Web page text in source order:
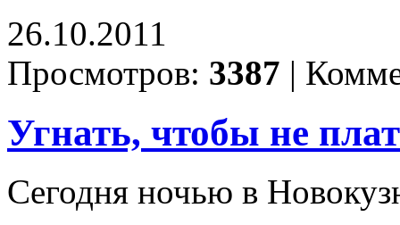
26.10.2011
Просмотров: 3387 |
Угнать, чтобы не
Сегодня ночью в